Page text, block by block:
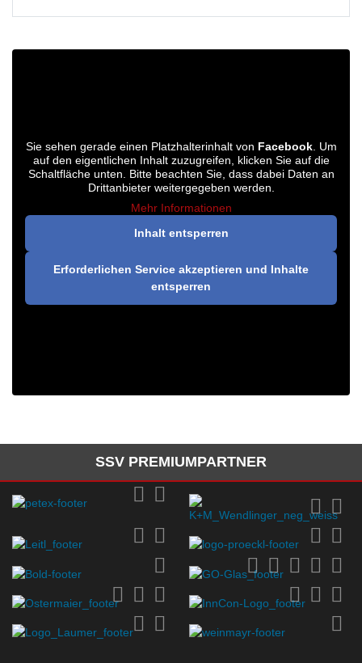
Sie sehen gerade einen Platzhalterinhalt von Facebook. Um
auf den eigentlichen Inhalt zuzugreifen, klicken Sie auf die
Schaltfläche unten. Bitte beachten Sie, dass dabei Daten an
Drittanbieter weitergegeben werden.
Mehr Informationen
Inhalt entsperren
Erforderlichen Service akzeptieren und Inhalte
entsperren
SSV PREMIUMPARTNER